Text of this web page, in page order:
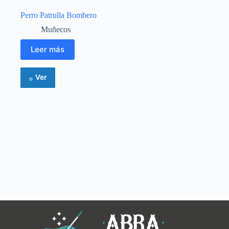
Perro Patrulla Bombero
Muñecos
Leer más
Ver